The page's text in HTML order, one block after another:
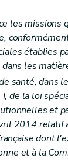
II Services d'aide
1 re
section 1
Art. 65/4
Art. 65/5
Art. 65/6
section 2
Art. 65/7
Art. 65/8
Art. 65/9
2
65/10
3
les missions
établies
les
santé, dans
I, de la loi
et
2014 relatif
dont
et à la